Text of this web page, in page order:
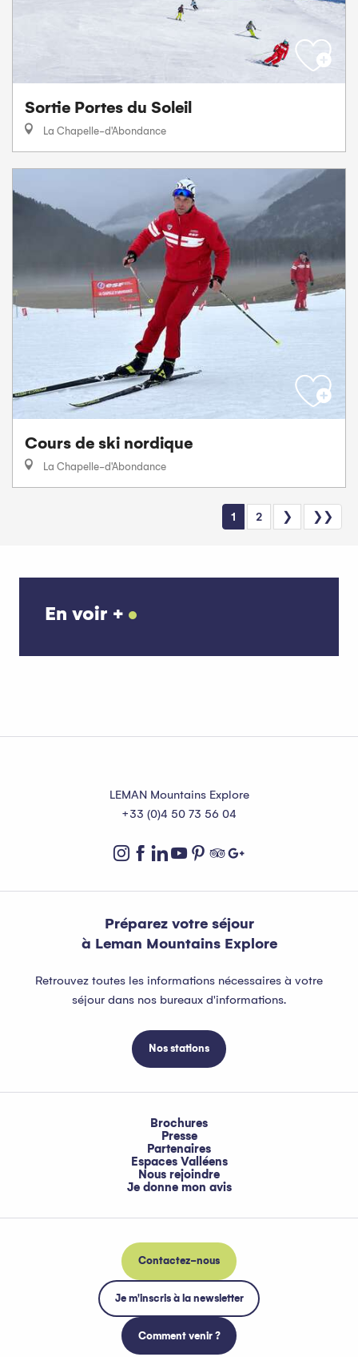
Sortie Portes du Soleil
La Chapelle-d'Abondance
Cours de ski nordique
La Chapelle-d'Abondance
1 2 ❯ ❯❯
En voir +
LEMAN Mountains Explore
+33 (0)4 50 73 56 04
Préparez votre séjour
à Leman Mountains Explore
Retrouvez toutes les informations nécessaires à votre
séjour dans nos bureaux d'informations.
Nos stations
Brochures
Presse
Partenaires
Espaces Valléens
Nous rejoindre
Je donne mon avis
Contactez-nous
Je m'inscris à la newsletter
Comment venir ?